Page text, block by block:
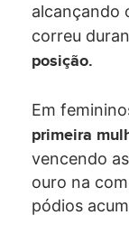
alcançando
correu
posição.
Em
primeira
vencendo
ouro na
pódios